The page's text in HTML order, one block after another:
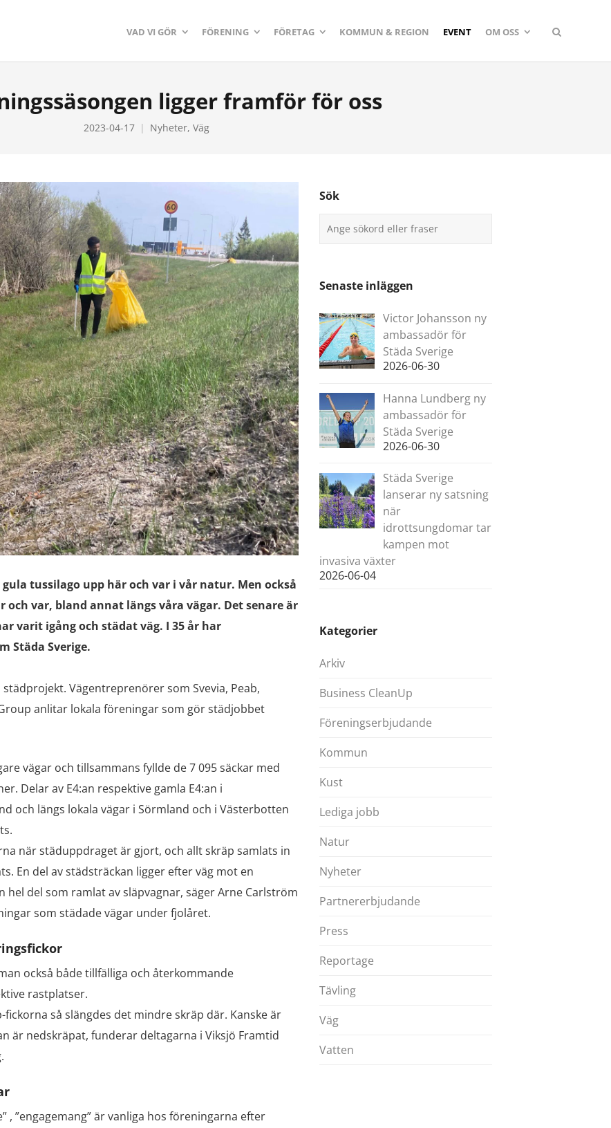
VAD VI GÖR FÖRENING FÖRETAG KOMMUN & REGION EVENT OM OSS
ligger framför för oss
2023-04-17 Nyheter, Väg
tussilago upp här och var i vår natur. Men också
och var, bland annat längs våra vägar. Det senare är
varit igång och städat väg. I 35 år har
Städa Sverige.
Vägentreprenörer som Svevia, Peab,
anlitar lokala föreningar som gör städjobbet
vägar och tillsammans fyllde de 7 095 säckar med
Delar av E4:an respektive gamla E4:an i
och längs lokala vägar i Sörmland och i Västerbotten
när städuppdraget är gjort, och allt skräp samlats in
En del av städsträckan ligger efter väg mot en
del som ramlat av släpvagnar, säger Arne Carlström
som städade vägar under fjolåret.
också både tillfälliga och återkommande
rastplatser.
så slängdes det mindre skräp där. Kanske är
är nedskräpat, funderar deltagarna i Viksjö Framtid
, ”engagemang” är vanliga hos föreningarna efter
Sök
Senaste inläggen
Victor Johansson ny
ambassadör för
Städa Sverige
2026-06-30
Hanna Lundberg ny
ambassadör för
Städa Sverige
2026-06-30
Städa Sverige
lanserar ny satsning
när
idrottsungdomar tar
kampen mot
invasiva växter
2026-06-04
Kategorier
Arkiv
Business CleanUp
Föreningserbjudande
Kommun
Kust
Lediga jobb
Natur
Nyheter
Partnererbjudande
Press
Reportage
Tävling
Väg
Vatten